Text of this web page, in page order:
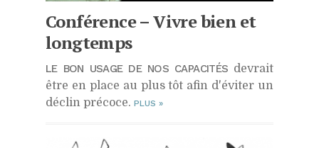
Conférence – Vivre bien et
longtemps
LE BON USAGE DE NOS CAPACITÉS devrait
être en place au plus tôt afin d'éviter un
déclin précoce. PLUS »